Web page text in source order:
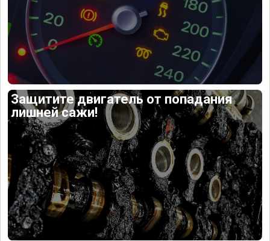
Защитите двигатель от попадания
лишней сажи!